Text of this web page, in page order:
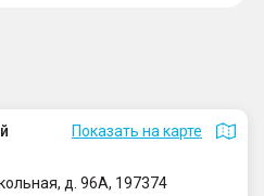
Показать на карте
д. 96А, 197374